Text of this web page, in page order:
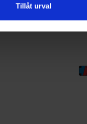
Tillåt urval